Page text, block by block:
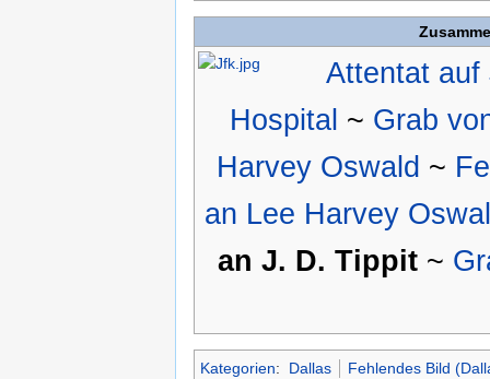
Attentat auf
Hospital ~ Grab
Harvey Oswald ~
an Lee Harvey
an J. D. Tippit~
Kategorien: Dallas Fehlendes Bild